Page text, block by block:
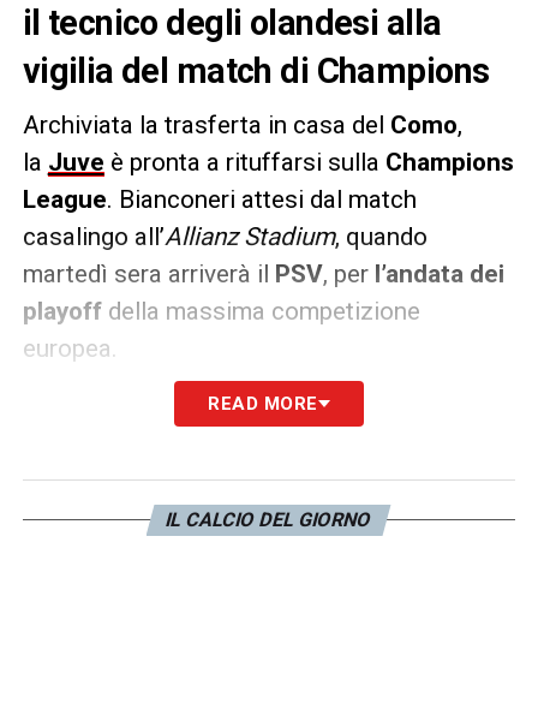
il tecnico degli olandesi alla
vigilia del match di Champions
Archiviata la trasferta in casa del Como,
la Juve è pronta a rituffarsi sulla Champions
League. Bianconeri attesi dal match
casalingo all’Allianz Stadium, quando
martedì sera arriverà il PSV, perl’andata dei
playoffdella massima competizione
europea.
Programmata per la vigilia la
degli olandes, accompagnato da uno dei
suoi calciatori . Secondo quanto appreso
READ MORE
IL CALCIO DEL GIORNO